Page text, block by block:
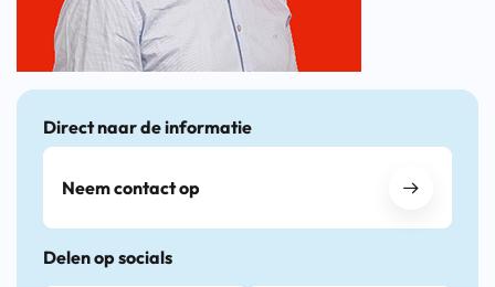
Direct naar de informatie
Neem contact op
Delen op socials